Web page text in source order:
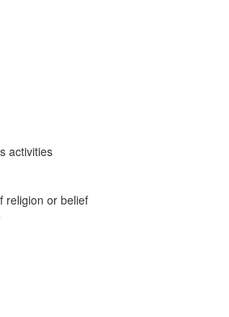
activities
religion or belief